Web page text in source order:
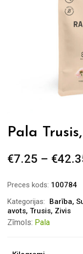
Pala
€7.25 – €
Preces kods: 100784
Kategorijas:
Barība,
avots, Trusis, Zivis
Zīmols: Pala